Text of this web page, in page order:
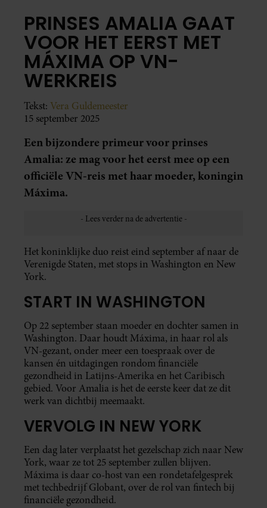
PRINSES AMALIA GAAT
VOOR HET EERST MET
MÁXIMA OP VN-
WERKREIS
Tekst: Vera Guldemeester
15 september 2025
Een bijzondere primeur voor prinses
Amalia: ze mag voor het eerst mee op een
officiële VN-reis met haar moeder, koningin
Máxima.
Het koninklijke duo reist eind september af naar de
Verenigde Staten, met stops in Washington en New
York.
START IN WASHINGTON
Op 22 september staan moeder en dochter samen in
Washington. Daar houdt Máxima, in haar rol als
VN-gezant, onder meer een toespraak over de
kansen én uitdagingen rondom financiële
gezondheid in Latijns-Amerika en het Caribisch
gebied. Voor Amalia is het de eerste keer dat ze dit
werk van dichtbij meemaakt.
VERVOLG IN NEW YORK
Een dag later verplaatst het gezelschap zich naar New
York, waar ze tot 25 september zullen blijven.
Máxima is daar co-host van een rondetafelgesprek
met techbedrijf Globant, over de rol van fintech bij
financiële gezondheid.